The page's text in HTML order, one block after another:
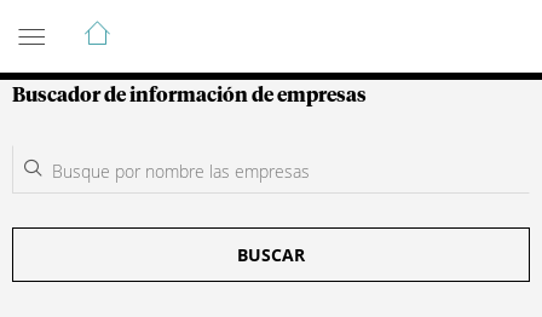
Guía de Empresas Colombianas
Buscador de información de empresas
BUSCAR